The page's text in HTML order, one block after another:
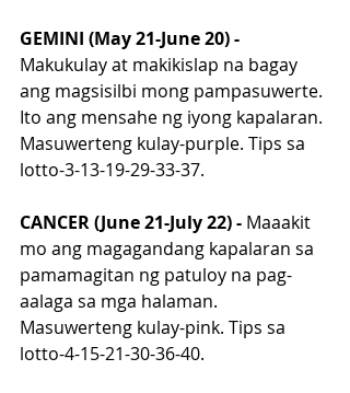
GEMINI (May 21-June 20) -
Makukulay at makikislap na bagay
ang magsisilbi mong pampasuwerte.
Ito ang mensahe ng iyong kapalaran.
Masuwerteng kulay-purple. Tips sa
lotto-3-13-19-29-33-37.
CANCER (June 21-July 22) - Maaakit
mo ang magagandang kapalaran sa
pamamagitan ng patuloy na pag-
aalaga sa mga halaman.
Masuwerteng kulay-pink. Tips sa
lotto-4-15-21-30-36-40.